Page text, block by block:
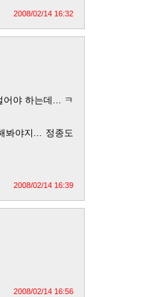
2008/02/14 16:32
야 하는데... ㅋ
봐야지... 정종도
2008/02/14 16:39
2008/02/14 16:56